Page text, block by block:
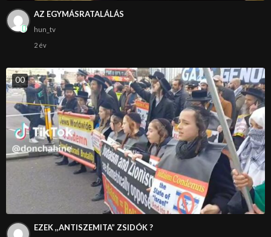
AZ EGYMÁSRATALÁLÁS
hun_tv
2 év
00
EZEK ,,ANTISZEMITA” ZSIDÓK ?